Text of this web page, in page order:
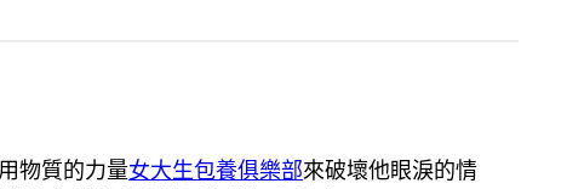
物質的力量女大生包養俱樂部來破壞他眼淚的情